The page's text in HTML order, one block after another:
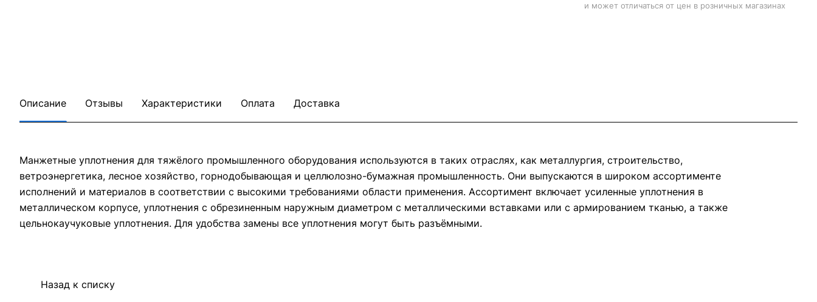
и может отличаться от цен в розничных магазинах
Описание Отзывы Характеристики Оплата Доставка
Манжетные уплотнения для тяжёлого промышленного оборудования используются в таких отраслях, как металлургия, строительство,
ветроэнергетика, лесное хозяйство, горнодобывающая и целлюлозно-бумажная промышленность. Они выпускаются в широком ассортименте
исполнений и материалов в соответствии с высокими требованиями области применения. Ассортимент включает усиленные уплотнения в
металлическом корпусе, уплотнения с обрезиненным наружным диаметром с металлическими вставками или с армированием тканью, а также
цельнокаучуковые уплотнения. Для удобства замены все уплотнения могут быть разъёмными.
Назад к списку